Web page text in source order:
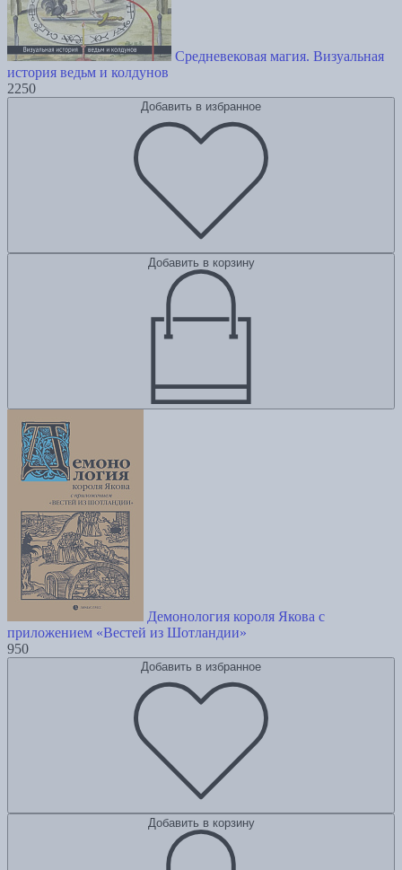
Средневековая магия. Визуальная
история ведьм и колдунов
2250
Добавить в избранное
Добавить в корзину
Демонология короля Якова с
приложением «Вестей из Шотландии»
950
Добавить в избранное
Добавить в корзину